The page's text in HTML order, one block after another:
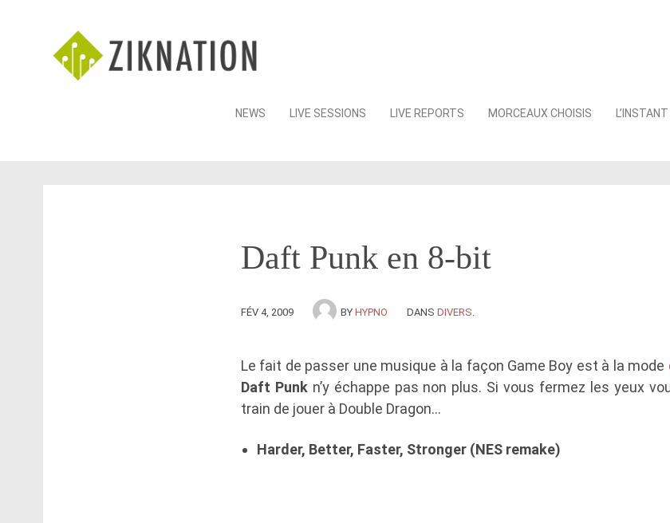
Skip
NEWS LIVE SESSIONS LIVE REPORTS MORCEAUX CHOISIS
Daft Punk en 8-bit
FÉV 4, 2009 BY HYPNO DANS DIVERS
Le fait de passer une musique à la façon Game Boy est à la mode
Daft Punkn’y échappe pas non plus. Si vous fermez les yeux
train de jouer à Double Dragon…
Harder, Better, Faster, Stronger (NES remake)